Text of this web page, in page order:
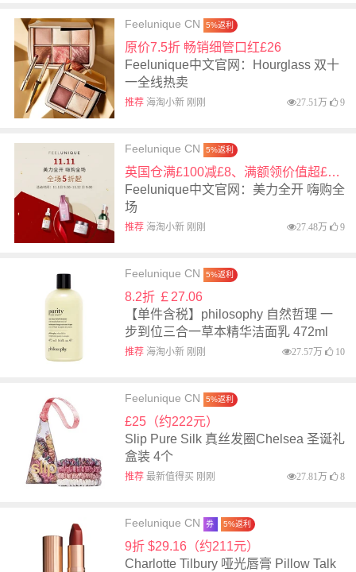
Feelunique CN 5%返利
原价7.5折 畅销细管口红£26
Feelunique中文官网：Hourglass 双十
一全线热卖
推荐海淘小新 刚刚 27.51万 9
Feelunique CN 5%返利
英国仓满£100减£8、满额领价值超£110大礼包
Feelunique中文官网：美力全开 嗨购全
场
推荐海淘小新 刚刚 27.48万 9
Feelunique CN 5%返利
8.2折 ￡27.06
【单件含税】philosophy 自然哲理 一
步到位三合一草本精华洁面乳 472ml
推荐海淘小新 刚刚 27.57万 10
Feelunique CN 5%返利
£25（约222元）
Slip Pure Silk 真丝发圈Chelsea 圣诞礼
盒装 4个
推荐最新值得买 刚刚 27.81万 8
Feelunique CN 券 5%返利
9折 $29.16（约211元）
Charlotte Tilbury 哑光唇膏 Pillow Talk